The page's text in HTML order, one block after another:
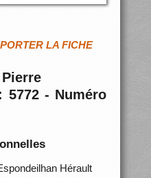
LA FICHE
5772 - Numéro
Hérault